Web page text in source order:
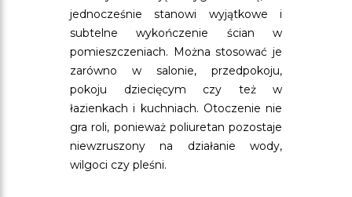
jednocześnie stanowi wyjątkowe i
subtelne wykończenie ścian w
pomieszczeniach. Można stosować je
zarówno w salonie, przedpokoju,
pokoju dziecięcym czy też w
łazienkach i kuchniach. Otoczenie nie
gra roli, ponieważ poliuretan pozostaje
niewzruszony na działanie wody,
wilgoci czy pleśni.